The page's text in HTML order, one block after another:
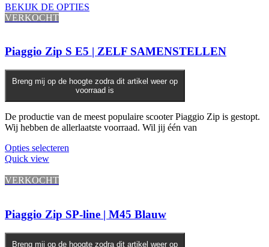
meerdere
kan
gekozen
worden
op
de
productpagina
BEKIJK DE OPTIES
VERKOCHT
Piaggio Zip S E5 | ZELF SAMENSTELLEN
Breng mij op de hoogte zodra dit artikel weer op
voorraad is
De productie van de meest populaire scooter Piaggio Zip is gestopt.
Wij hebben de allerlaatste voorraad. Wil jij één van
Opties selecteren
Quick view
VERKOCHT
Piaggio Zip SP-line | M45 Blauw
Breng mij op de hoogte zodra dit artikel weer op